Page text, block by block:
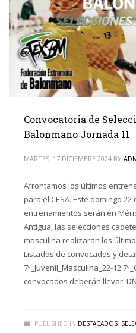
Convocatoria de
Balonmano Jornada 11
MARTES, 17 DICIEMBRE 2024 BY
Afrontamos los últimos
para el CESA. Este domingo
entrenamientos serán en
Antigua, las selecciones
masculina realizaran los
Listados de convocados y
7ª_Juvenil_Masculina_22-12
convocados deberán llevar:
PUBLISHED IN DESTACADOS,